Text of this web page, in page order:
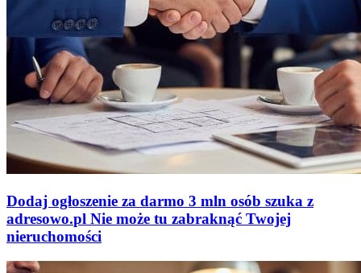
Dodaj ogłoszenie za darmo 3 mln osób szuka z
adresowo.pl Nie może tu zabraknąć Twojej
nieruchomości